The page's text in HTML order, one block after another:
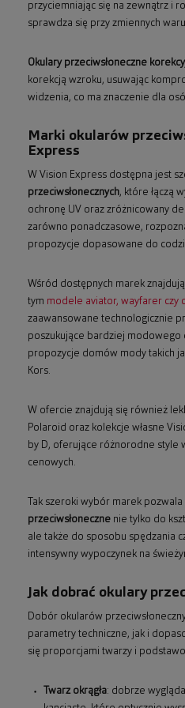
przyciemniając się na zewnątrz i
sprawdza się przy zmiennych
Okulary przeciwsłoneczne
korekcją wzroku, usuwając
widzenia, co ma znaczenie dla
Marki okularów
Express
W Vision Express dostępna jest
przeciwsłonecznych, które łączą
ochronę UV oraz zróżnicowany
zarówno ponadczasowe,
propozycje dopasowane do
Wśród dostępnych marek
tym modele aviator, wayfarer czy
zaawansowane technologicznie
poszukujące bardziej modowego
propozycje domów mody takich
Kors.
W ofercie znajdują się również
Polaroid oraz kolekcje własne
by D, oferujące różnorodne style
cenowych.
Tak szeroki wybór marek
przeciwsłoneczne nie tylko do
ale także do sposobu spędzania
intensywny wypoczynek na
Jak dobrać okulary
Dobór okularów
parametry techniczne, jak i
się proporcjami twarzy i
Twarz okrągła: dobrze